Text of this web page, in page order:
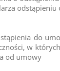
odstąpieniu
do
w
od umowy